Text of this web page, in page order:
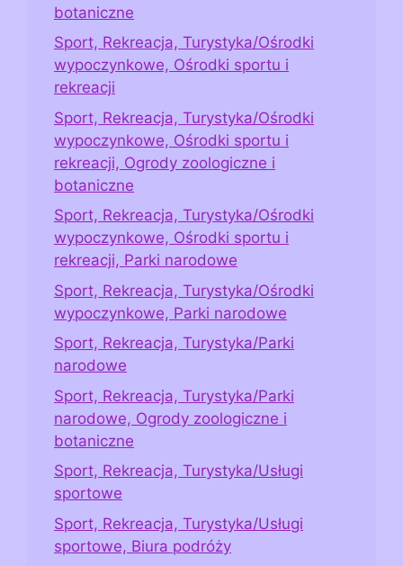
botaniczne
Sport, Rekreacja, Turystyka/Ośrodki
wypoczynkowe, Ośrodki sportu i
rekreacji
Sport, Rekreacja, Turystyka/Ośrodki
wypoczynkowe, Ośrodki sportu i
rekreacji, Ogrody zoologiczne i
botaniczne
Sport, Rekreacja, Turystyka/Ośrodki
wypoczynkowe, Ośrodki sportu i
rekreacji, Parki narodowe
Sport, Rekreacja, Turystyka/Ośrodki
wypoczynkowe, Parki narodowe
Sport, Rekreacja, Turystyka/Parki
narodowe
Sport, Rekreacja, Turystyka/Parki
narodowe, Ogrody zoologiczne i
botaniczne
Sport, Rekreacja, Turystyka/Usługi
sportowe
Sport, Rekreacja, Turystyka/Usługi
sportowe, Biura podróży